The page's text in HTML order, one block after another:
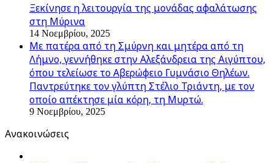
Ξεκίνησε η λειτουργία της μονάδας αφαλάτωσης
στη Μύρινα
14 Νοεμβρίου, 2025
Με πατέρα από τη Σμύρνη και μητέρα από τη
Λήμνο, γεννήθηκε στην Αλεξάνδρεια της Αιγύπτου,
όπου τελείωσε το Αβερώφειο Γυμνάσιο Θηλέων.
Παντρεύτηκε τον γλύπτη Στέλιο Τριάντη, με τον
οποίο απέκτησε μία κόρη, τη Μυρτώ.
9 Νοεμβρίου, 2025
Ανακοινώσεις